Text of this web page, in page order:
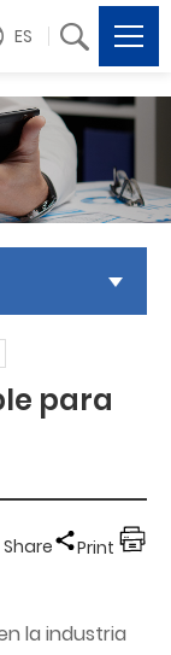
ES
para
Share Print
la industria